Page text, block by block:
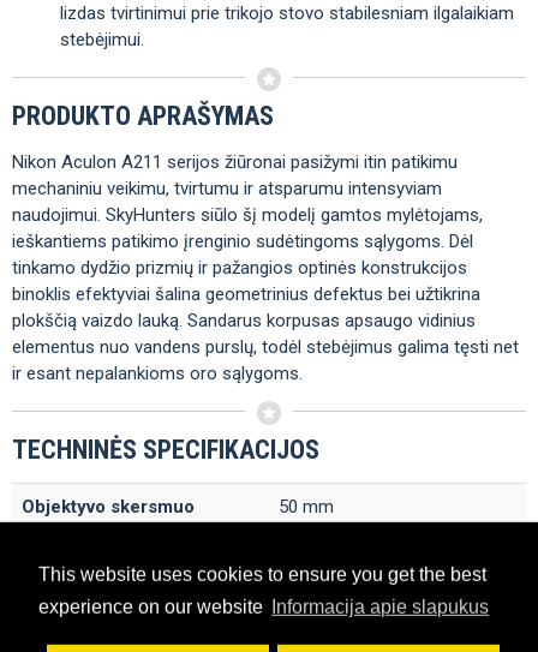
This website uses cookies to ensure you get the best
experience on our website
Informacija apie slapukus
lizdas tvirtinimui prie trikojo stovo stabilesniam ilgalaikiam
stebėjimui.
PRODUKTO APRAŠYMAS
Nikon Aculon A211 serijos žiūronai pasižymi itin patikimu
mechaniniu veikimu, tvirtumu ir atsparumu intensyviam
naudojimui. SkyHunters siūlo šį modelį gamtos mylėtojams,
ieškantiems patikimo įrenginio sudėtingoms sąlygoms. Dėl
tinkamo dydžio prizmių ir pažangios optinės konstrukcijos
binoklis efektyviai šalina geometrinius defektus bei užtikrina
plokščią vaizdo lauką. Sandarus korpusas apsaugo vidinius
elementus nuo vandens purslų, todėl stebėjimus galima tęsti net
ir esant nepalankioms oro sąlygoms.
TECHNINĖS SPECIFIKACIJOS
Objektyvo skersmuo 50 mm
Minimalus stebėjimo
9 m